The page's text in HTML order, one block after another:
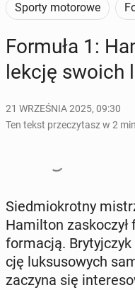
Sporty motorowe
Formuła 1:
lek­cję swoich
21 WRZEŚNIA 2025, 09:30
Ten tekst przeczytasz w 2
Sied­mio­krot­ny
Ha­mil­ton
for­ma­cją. Bry­tyj­czyk
cję luk­su­so­wych
zaczyna się